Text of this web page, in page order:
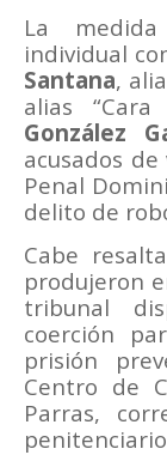
La
individual
Santana,
alias
González
acusados
Penal
delito de
Cabe
produjeron
tribunal
coerción
prisión
Centro de
Parras,